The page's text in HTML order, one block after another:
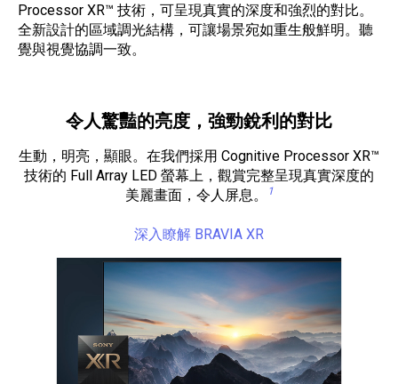
Processor XR™ 技術，可呈現真實的深度和強烈的對比。
全新設計的區域調光結構，可讓場景宛如重生般鮮明。聽
覺與視覺協調一致。
令人驚豔的亮度，強勁銳利的對比
生動，明亮，顯眼。在我們採用 Cognitive Processor XR™
技術的 Full Array LED 螢幕上，觀賞完整呈現真實深度的
美麗畫面，令人屏息。
1
深入瞭解 BRAVIA XR